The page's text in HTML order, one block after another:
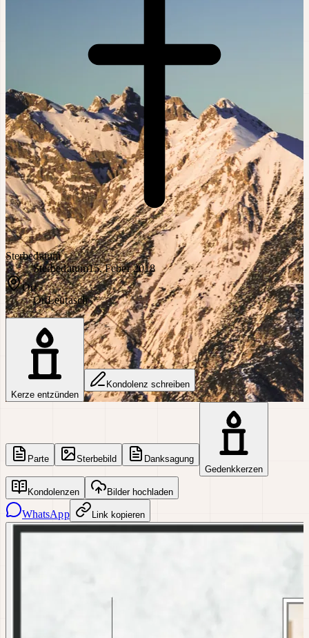
Sterbedatum
Sterbedatum15. Feber 2018
Ort
OrtLeutasch
Kerze entzünden
Kondolenz schreiben
Parte Sterbebild
Danksagung
Gedenkkerzen
Kondolenzen Bilder hochladen
WhatsApp Link kopieren